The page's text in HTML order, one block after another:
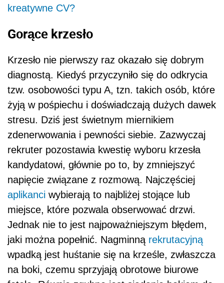
kreatywne CV?
Gorące krzesło
Krzesło nie pierwszy raz okazało się dobrym
diagnostą. Kiedyś przyczyniło się do odkrycia
tzw. osobowości typu A, tzn. takich osób, które
żyją w pośpiechu i doświadczają dużych dawek
stresu. Dziś jest świetnym miernikiem
zdenerwowania i pewności siebie. Zazwyczaj
rekruter pozostawia kwestię wyboru krzesła
kandydatowi, głównie po to, by zmniejszyć
napięcie związane z rozmową. Najczęściej
aplikanci wybierają to najbliżej stojące lub
miejsce, które pozwala obserwować drzwi.
Jednak nie to jest najpoważniejszym błędem,
jaki można popełnić. Nagminną rekrutacyjną
wpadką jest huśtanie się na krześle, zwłaszcza
na boki, czemu sprzyjają obrotowe biurowe